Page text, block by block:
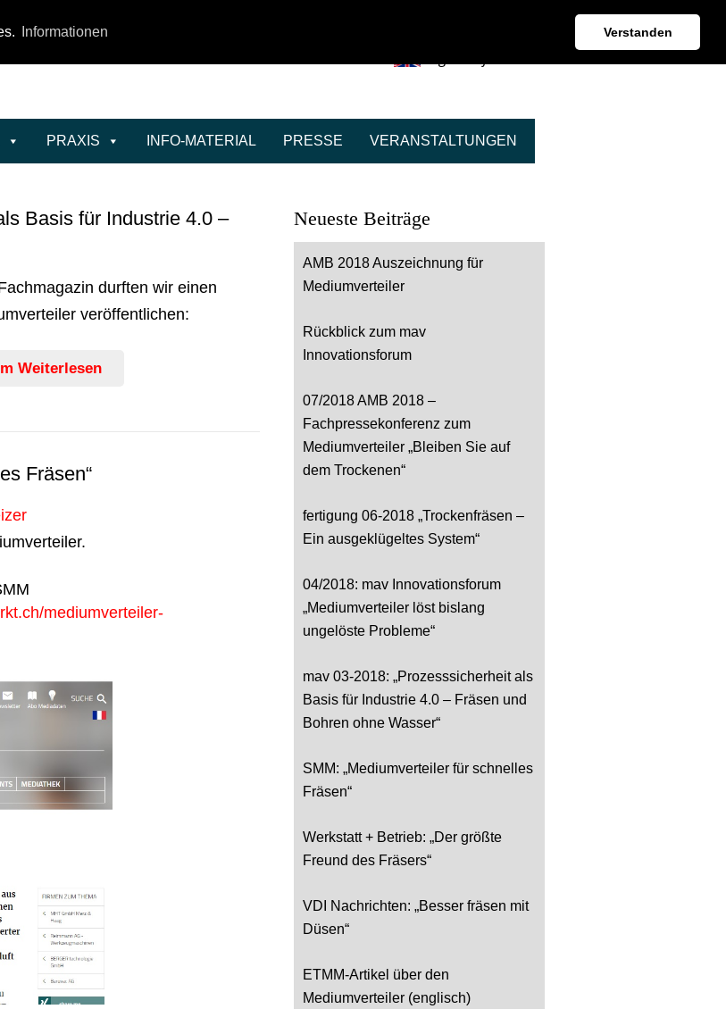
Informationen Verstanden
PRAXIS INFO-MATERIAL PRESSE VERANSTALTUNGEN
Basis für Industrie 4.0 –
durften wir einen
veröffentlichen:
Weiterlesen
Fräsen“
mediumverteiler-
Neueste Beiträge
AMB 2018 Auszeichnung für
Mediumverteiler
Rückblick zum mav
Innovationsforum
07/2018 AMB 2018 –
Fachpressekonferenz zum
Mediumverteiler „Bleiben Sie auf
dem Trockenen“
fertigung 06-2018 „Trockenfräsen –
Ein ausgeklügeltes System“
04/2018: mav Innovationsforum
„Mediumverteiler löst bislang
ungelöste Probleme“
mav 03-2018: „Prozesssicherheit als
Basis für Industrie 4.0 – Fräsen und
Bohren ohne Wasser“
SMM: „Mediumverteiler für schnelles
Fräsen“
Werkstatt + Betrieb: „Der größte
Freund des Fräsers“
VDI Nachrichten: „Besser fräsen mit
Düsen“
ETMM-Artikel über den
Mediumverteiler (englisch)